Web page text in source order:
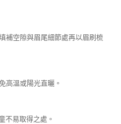
補空隙與眉尾細節處再以眉刷梳
高溫或陽光直曬。
不易取得之處。